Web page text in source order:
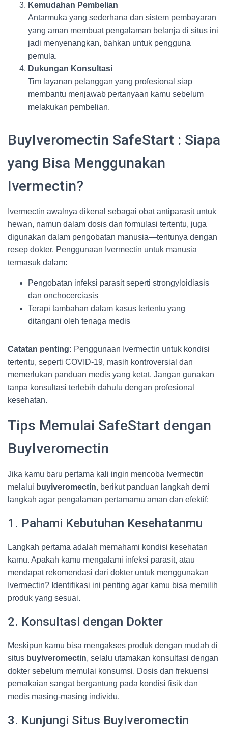
Kemudahan Pembelian
Antarmuka yang sederhana dan sistem pembayaran
yang aman membuat pengalaman belanja di situs ini
jadi menyenangkan, bahkan untuk pengguna
pemula.
Dukungan Konsultasi
Tim layanan pelanggan yang profesional siap
membantu menjawab pertanyaan kamu sebelum
melakukan pembelian.
BuyIveromectin SafeStart : Siapa
yang Bisa Menggunakan
Ivermectin?
Ivermectin awalnya dikenal sebagai obat antiparasit untuk
hewan, namun dalam dosis dan formulasi tertentu, juga
digunakan dalam pengobatan manusia—tentunya dengan
resep dokter. Penggunaan Ivermectin untuk manusia
termasuk dalam:
Pengobatan infeksi parasit seperti strongyloidiasis
dan onchocerciasis
Terapi tambahan dalam kasus tertentu yang
ditangani oleh tenaga medis
Catatan penting: Penggunaan Ivermectin untuk kondisi
tertentu, seperti COVID-19, masih kontroversial dan
memerlukan panduan medis yang ketat. Jangan gunakan
tanpa konsultasi terlebih dahulu dengan profesional
kesehatan.
Tips Memulai SafeStart dengan
BuyIveromectin
Jika kamu baru pertama kali ingin mencoba Ivermectin
melalui buyiveromectin, berikut panduan langkah demi
langkah agar pengalaman pertamamu aman dan efektif:
1. Pahami Kebutuhan Kesehatanmu
Langkah pertama adalah memahami kondisi kesehatan
kamu. Apakah kamu mengalami infeksi parasit, atau
mendapat rekomendasi dari dokter untuk menggunakan
Ivermectin? Identifikasi ini penting agar kamu bisa memilih
produk yang sesuai.
2. Konsultasi dengan Dokter
Meskipun kamu bisa mengakses produk dengan mudah di
situs buyiveromectin, selalu utamakan konsultasi dengan
dokter sebelum memulai konsumsi. Dosis dan frekuensi
pemakaian sangat bergantung pada kondisi fisik dan
medis masing-masing individu.
3. Kunjungi Situs BuyIveromectin